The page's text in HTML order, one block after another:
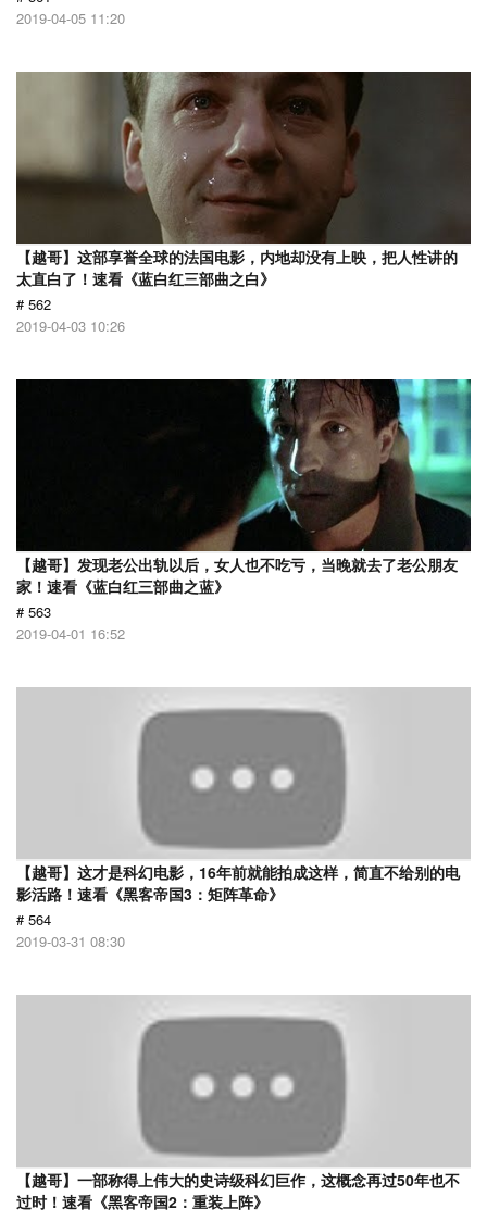
2019-04-05 11:20
【越哥】这部享誉全球的法国电影，内地却没有上映，把人性讲的
太直白了！速看《蓝白红三部曲之白》
# 562
2019-04-03 10:26
【越哥】发现老公出轨以后，女人也不吃亏，当晚就去了老公朋友
家！速看《蓝白红三部曲之蓝》
# 563
2019-04-01 16:52
【越哥】这才是科幻电影，16年前就能拍成这样，简直不给别的电
影活路！速看《黑客帝国3：矩阵革命》
# 564
2019-03-31 08:30
【越哥】一部称得上伟大的史诗级科幻巨作，这概念再过50年也不
过时！速看《黑客帝国2：重装上阵》